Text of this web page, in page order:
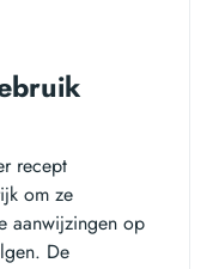
recept
om ze
aanwijzingen op
De